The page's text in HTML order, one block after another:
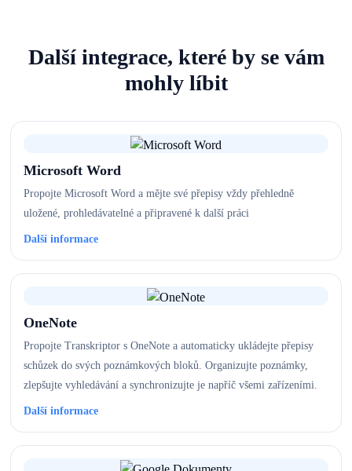
Další integrace, které by se vám
mohly líbit
Microsoft Word
Propojte Microsoft Word a mějte své přepisy vždy přehledně
uložené, prohledávatelné a připravené k další práci
Další informace
OneNote
Propojte Transkriptor s OneNote a automaticky ukládejte přepisy
schůzek do svých poznámkových bloků. Organizujte poznámky,
zlepšujte vyhledávání a synchronizujte je napříč všemi zařízeními.
Další informace